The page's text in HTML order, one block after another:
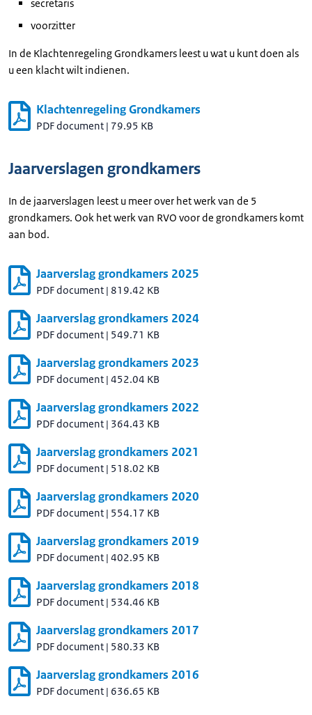
secretaris
voorzitter
In de Klachtenregeling Grondkamers leest u wat u kunt doen als
u een klacht wilt indienen.
Klachtenregeling Grondkamers
PDF document | 79.95 KB
Jaarverslagen grondkamers
In de jaarverslagen leest u meer over het werk van de 5
grondkamers. Ook het werk van RVO voor de grondkamers komt
aan bod.
Jaarverslag grondkamers 2025
PDF document | 819.42 KB
Jaarverslag grondkamers 2024
PDF document | 549.71 KB
Jaarverslag grondkamers 2023
PDF document | 452.04 KB
Jaarverslag grondkamers 2022
PDF document | 364.43 KB
Jaarverslag grondkamers 2021
PDF document | 518.02 KB
Jaarverslag grondkamers 2020
PDF document | 554.17 KB
Jaarverslag grondkamers 2019
PDF document | 402.95 KB
Jaarverslag grondkamers 2018
PDF document | 534.46 KB
Jaarverslag grondkamers 2017
PDF document | 580.33 KB
Jaarverslag grondkamers 2016
PDF document | 636.65 KB